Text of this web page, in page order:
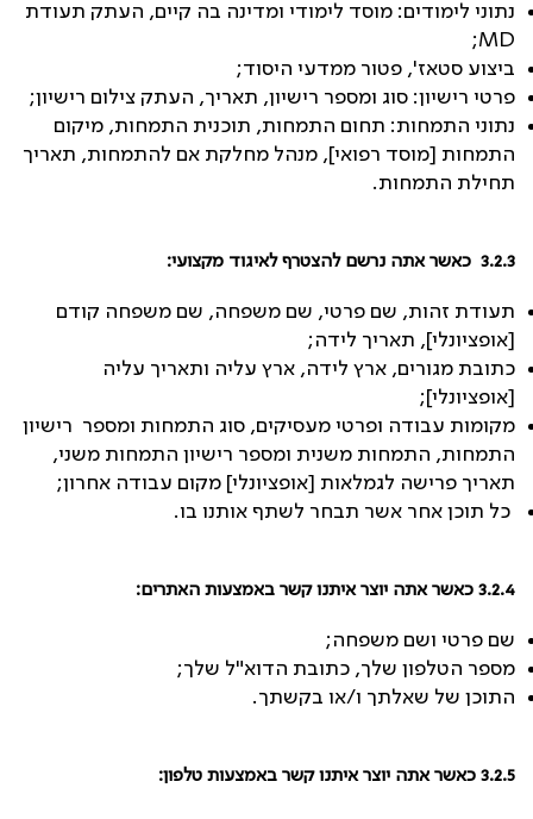
נתוני לימודים: מוסד לימודי ומדינה בה קיים, העתק תעודת
MD
;
ביצוע סטאז', פטור ממדעי היסוד;
פרטי רישיון: סוג ומספר רישיון, תאריך, העתק צילום רישיון;
נתוני התמחות: תחום התמחות, תוכנית התמחות, מיקום
התמחות [מוסד רפואי], מנהל מחלקת אם להתמחות, תאריך
תחילת התמחות.
3.2.3 כאשר אתה נרשם להצטרף לאיגוד מקצועי:
תעודת זהות, שם פרטי, שם משפחה, שם משפחה קודם
[אופציונלי], תאריך לידה;
כתובת מגורים, ארץ לידה, ארץ עליה ותאריך עליה
[אופציונלי];
מקומות עבודה ופרטי מעסיקים, סוג התמחות ומספר רישיון
התמחות, התמחות משנית ומספר רישיון התמחות משני,
תאריך פרישה לגמלאות [אופציונלי] מקום עבודה אחרון;
כל תוכן אחר אשר תבחר לשתף אותנו בו.
3.2.4 כאשר אתה יוצר איתנו קשר באמצעות האתרים:
שם פרטי ושם משפחה;
מספר הטלפון שלך, כתובת הדוא"ל שלך;
התוכן של שאלתך ו/או בקשתך.
3.2.5 כאשר אתה יוצר איתנו קשר באמצעות טלפון: